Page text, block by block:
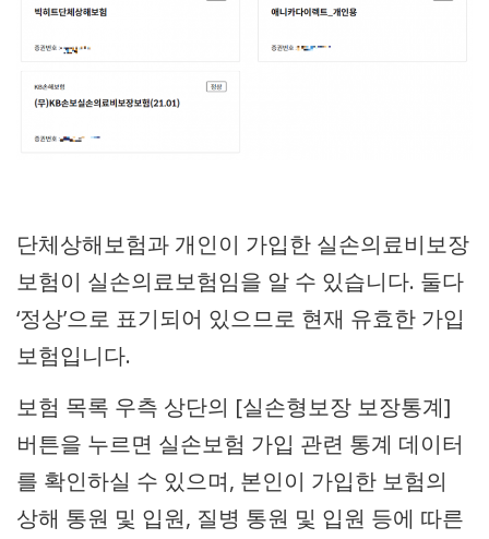
단체상해보험과 개인이 가입한 실손의료비보장
보험이 실손의료보험임을 알 수 있습니다. 둘다
‘정상’으로 표기되어 있으므로 현재 유효한 가입
보험입니다.
보험 목록 우측 상단의 [실손형보장 보장통계]
버튼을 누르면 실손보험 가입 관련 통계 데이터
를 확인하실 수 있으며, 본인이 가입한 보험의
상해 통원 및 입원, 질병 통원 및 입원 등에 따른